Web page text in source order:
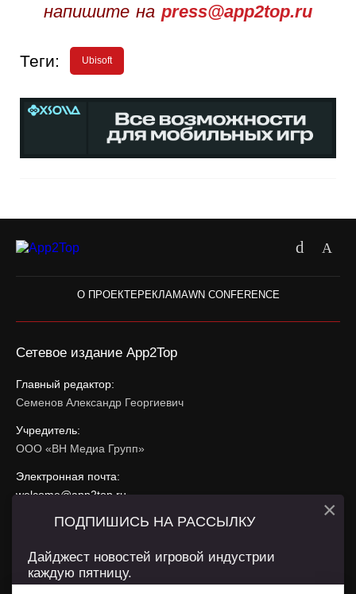
напишите на press@app2top.ru
Теги: Ubisoft
О ПРОЕКТЕРЕКЛАМАWN CONFERENCE
Сетевое издание App2Top
Главный редактор:
Семенов Александр Георгиевич
Учредитель:
ООО «ВН Медиа Групп»
Электронная почта:
welcome@app2top.ru
При использовании материалов активная ссылка на
Сайт использует IP адреса, cookie, данные геолокации
ПОДПИШИСЬ НА РАССЫЛКУ
Дайджест новостей игровой индустрии
каждую пятницу.
×